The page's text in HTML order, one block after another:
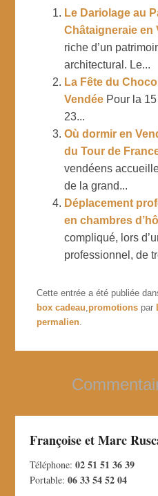
Le Dariolage au
Châtaigneraie en
riche d’un
architectural. Le...
La Fête du
Vendée Pour la
23...
Où dormir en
du Tour de
vendéens
de la grand...
Déplacement
en chambres
compliqué, lors
professionnel, de
Cette entrée a été publiée
box cadeau promotions par
permalien
Françoise et Marc
Téléphone:02 51 51 36 39
Portable:06 33 54 52 04